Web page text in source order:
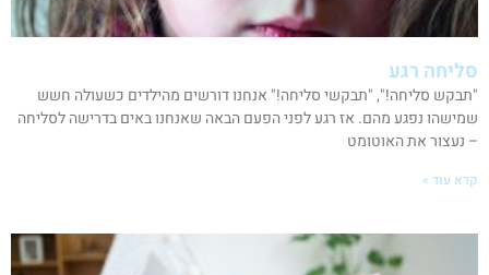
סליחה רגע
"תבקש סליחה!", "תבקשי סליחה!" אנחנו דורשים מהילדים כשעולה חשש
שמישהו נפגע מהם. אז רגע לפני הפעם הבאה שאנחנו באים בדרישה לסליחה
– נעצור את האוטומט
קרא עוד »